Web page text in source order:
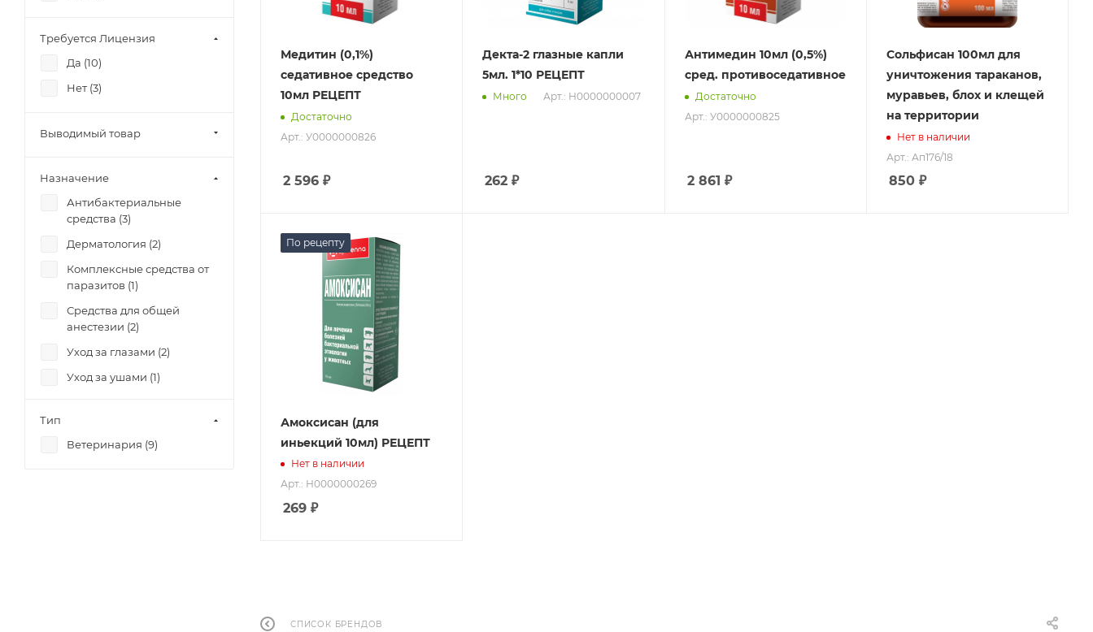
Медитин (0,1%)
седативное средство
10мл РЕЦЕПТ
Достаточно
Арт.: У0000000826
2 596 ₽
Декта-2 глазные капли
5мл. 1*10 РЕЦЕПТ
Много Арт.: Н0000000007
262 ₽
Антимедин 10мл (0,5%)
сред. противоседативное
Достаточно
Арт.: У0000000825
2 861 ₽
Сольфисан 100мл для
уничтожения тараканов,
муравьев, блох и клещей
на территории
Нет в наличии
Арт.: Ап176/18
850₽
По рецепту
Амоксисан (для
иньекций 10мл) РЕЦЕПТ
Нет в наличии
Арт.: Н0000000269
269 ₽
СПИСОК БРЕНДОВ
Требуется Лицензия
Да (10)
Нет (3)
Выводимый товар
Назначение
Антибактериальные
средства (3)
Дерматология (2)
Комплексные средства от
паразитов (1)
Средства для общей
анестезии (2)
Уход за глазами (2)
Уход за ушами (1)
Тип
Ветеринария (9)